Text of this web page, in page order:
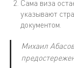
Сама виза
указывают
документом.
Михаил